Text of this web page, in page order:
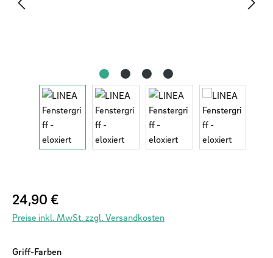
Regulärer Preis:
24,90 €
Preise inkl. MwSt. zzgl. Versandkosten
Griff-Farbenauswählen